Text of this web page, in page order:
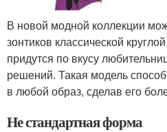
В новой модной коллекции
зонтиков классической
придутся по вкусу
решений. Такая модель
в любой образ, сделав его
Не стандартная форма